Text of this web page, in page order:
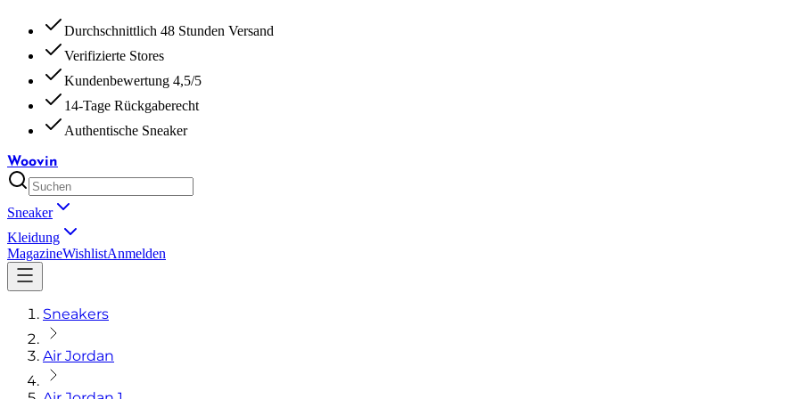
Durchschnittlich 48 Stunden Versand
Verifizierte Stores
Kundenbewertung 4,5/5
14-Tage Rückgaberecht
Authentische Sneaker
Woovin
Sneaker
Kleidung
MagazineWishlistAnmelden
Sneakers
Air Jordan